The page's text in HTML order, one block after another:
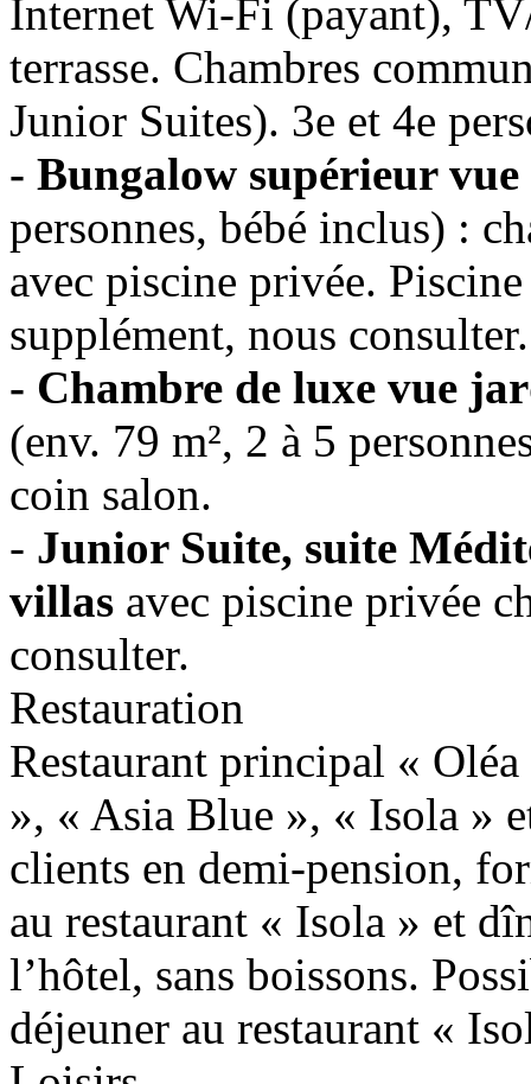
Internet Wi-Fi (payant),
terrasse. Chambres
Junior Suites). 3e et 4e
- Bungalow supérieur vue
personnes, bébé inclus) :
avec piscine privée.
supplément, nous consulter.
- Chambre de luxe vue
(env. 79 m², 2 à 5
coin salon.
- Junior Suite, suite
villas avec piscine privée
consulter.
Restauration
Restaurant principal «
», « Asia Blue », « Isola »
clients en demi-pension,
au restaurant « Isola » et
l’hôtel, sans boissons.
déjeuner au restaurant «